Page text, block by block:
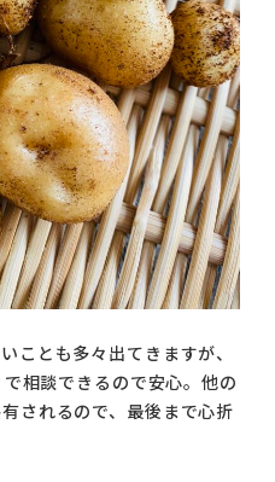
ことも多々出てきますが、
で相談できるので安心。他の
されるので、最後まで心折